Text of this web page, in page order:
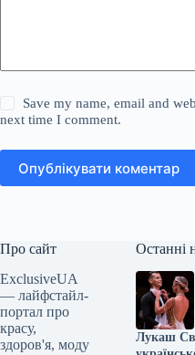
Save my name, email and
next time I comment.
Опублікувати коментар
Про сайт
ExclusiveUA
— лайфстайл-
портал про
красу,
здоров'я, моду
Останні
Лукаш